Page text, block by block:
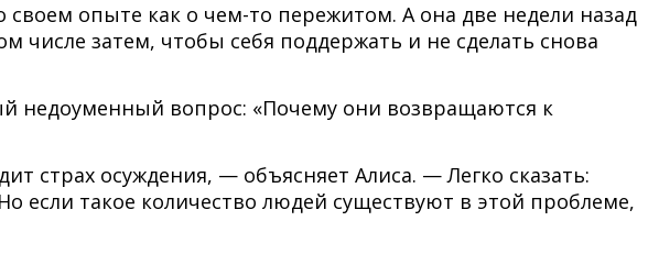
опыте как о чем-то пережитом. А она две недели назад
числе затем, чтобы себя поддержать и не сделать снова
недоуменный вопрос: «Почему они возвращаются к
страх осуждения, — объясняет Алиса. — Легко сказать:
если такое количество людей существуют в этой проблеме,